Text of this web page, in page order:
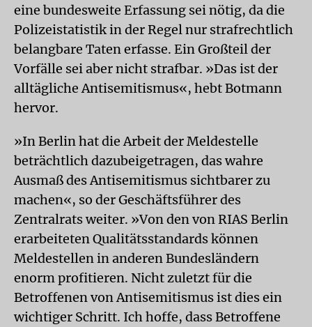
eine bundesweite Erfassung sei nötig, da die
Polizeistatistik in der Regel nur strafrechtlich
belangbare Taten erfasse. Ein Großteil der
Vorfälle sei aber nicht strafbar. »Das ist der
alltägliche Antisemitismus«, hebt Botmann
hervor.
»In Berlin hat die Arbeit der Meldestelle
beträchtlich dazubeigetragen, das wahre
Ausmaß des Antisemitismus sichtbarer zu
machen«, so der Geschäftsführer des
Zentralrats weiter. »Von den von RIAS Berlin
erarbeiteten Qualitätsstandards können
Meldestellen in anderen Bundesländern
enorm profitieren. Nicht zuletzt für die
Betroffenen von Antisemitismus ist dies ein
wichtiger Schritt. Ich hoffe, dass Betroffene